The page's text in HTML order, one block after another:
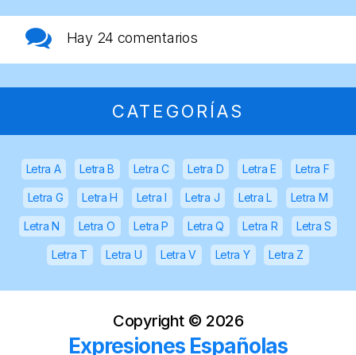
Hay 24 comentarios
CATEGORÍAS
Letra A Letra B Letra C Letra D Letra E Letra F
Letra G Letra H Letra I Letra J Letra L Letra M
Letra N Letra O Letra P Letra Q Letra R Letra S
Letra T Letra U Letra V Letra Y Letra Z
Copyright © 2026
Expresiones Españolas